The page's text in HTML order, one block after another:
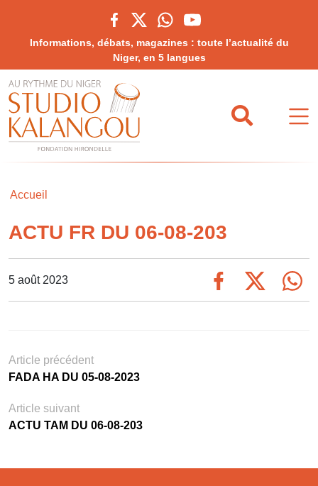
Informations, débats, magazines : toute l’actualité du
Niger, en 5 langues
Accueil
ACTU FR DU 06-08-203
5 août 2023
Article précédent
FADA HA DU 05-08-2023
Article suivant
ACTU TAM DU 06-08-203